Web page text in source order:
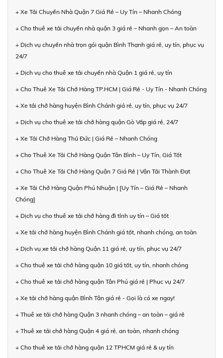
+ Xe Tải Chuyển Nhà Quận 7 Giá Rẻ – Uy Tín – Nhanh Chóng
+ Cho thuê xe tải chuyển nhà quận 3 giá rẻ – Nhanh gọn – An toàn
+ Dịch vụ chuyển nhà trọn gói quận Bình Thạnh giá rẻ, uy tín, phục vụ
24/7
+ Dịch vụ cho thuê xe tải chuyển nhà Quận 1 giá rẻ, uy tín
+ Cho Thuê Xe Tải Chở Hàng TP.HCM | Giá Rẻ - Uy Tín - Nhanh Chóng
+ Xe tải chở hàng huyện Bình Chánh giá rẻ, uy tín, phục vụ 24/7
+ Dịch vụ cho thuê xe tải chở hàng quận Gò Vấp giá rẻ, 24/7
+ Xe Tải Chở Hàng Thủ Đức | Giá Rẻ – Nhanh Chóng
+ Cho Thuê Xe Tải Chở Hàng Quận Tân Bình – Uy Tín, Giá Tốt
+ Cho Thuê Xe Tải Chở Hàng Quận 7 Giá Rẻ | Vận Tải Thành Đạt
+ Xe Tải Chở Hàng Quận Phú Nhuận | [Uy Tín – Giá Rẻ – Nhanh
Chóng]
+ Dịch vụ cho thuê xe tải chở hàng đi tỉnh uy tín – Giá tốt
+ Xe tải chở hàng huyện Bình Chánh giá tốt, nhanh chóng, an toàn
+ Dịch vụ xe tải chở hàng Quận 11 giá rẻ, uy tín, phục vụ 24/7
+ Cho thuê xe tải chở hàng quận 10 giá tốt, uy tín, nhanh chóng
+ Cho thuê xe tải chở hàng quận Tân Phú giá rẻ | Phục vụ 24/7
+ Xe tải chở hàng quận Bình Tân giá rẻ - Gọi là có xe ngay!
+ Thuê xe tải chở hàng Quận 3 nhanh chóng – an toàn – giá rẻ
+ Thuê xe tải chở hàng Quận 4 giá rẻ, an toàn, nhanh chóng
+ Cho thuê xe tải chở hàng quận 12 TPHCM giá rẻ & uy tín